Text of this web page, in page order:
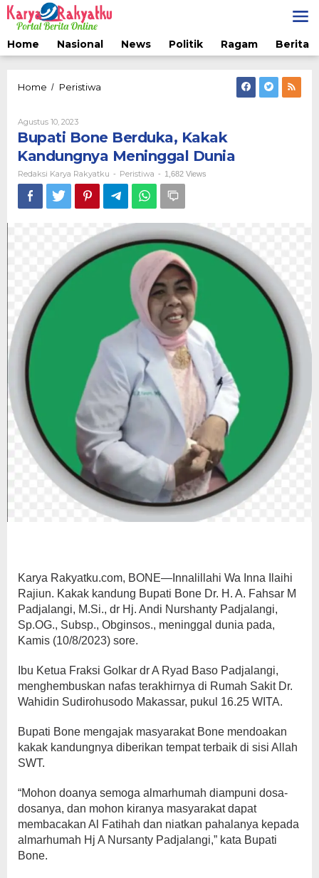
Lewati
ke
konten
Home
Nasional News Politik Ragam Berita
Home / Peristiwa
Kandungnya
Meninggal
Dunia
Agustus 10, 2023Oleh
Redaksi
Karya
Bupati Bone Berduka, Kakak
Kandungnya Meninggal Dunia
Redaksi Karya Rakyatku - Peristiwa - 1,682 Views
Karya Rakyatku.com, BONE—Innalillahi Wa Inna Ilaihi
Rajiun. Kakak kandung Bupati Bone Dr. H. A. Fahsar M
Padjalangi, M.Si., dr Hj. Andi Nurshanty Padjalangi,
Sp.OG., Subsp., Obginsos., meninggal dunia pada,
Kamis (10/8/2023) sore.
Ibu Ketua Fraksi Golkar dr A Ryad Baso Padjalangi,
menghembuskan nafas terakhirnya di Rumah Sakit Dr.
Wahidin Sudirohusodo Makassar, pukul 16.25 WITA.
Bupati Bone mengajak masyarakat Bone mendoakan
kakak kandungnya diberikan tempat terbaik di sisi Allah
SWT.
“Mohon doanya semoga almarhumah diampuni dosa-
dosanya, dan mohon kiranya masyarakat dapat
membacakan Al Fatihah dan niatkan pahalanya kepada
almarhumah Hj A Nursanty Padjalangi,” kata Bupati
Bone.